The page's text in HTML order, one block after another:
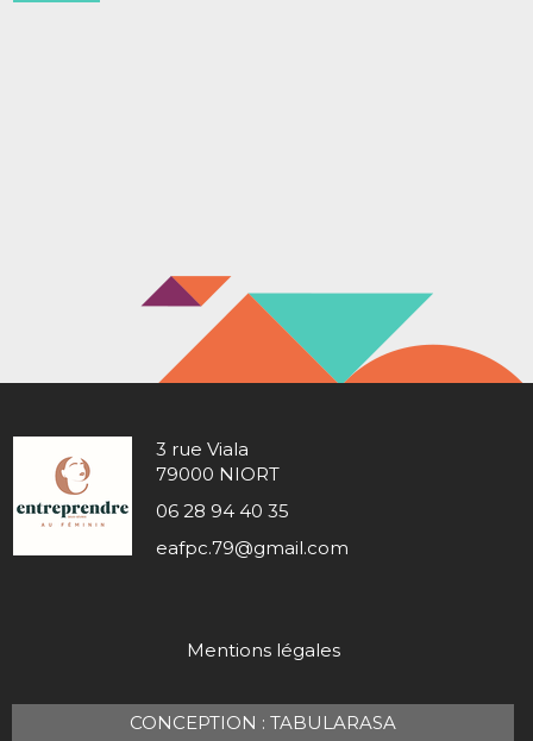
3 rue Viala
79000 NIORT
06 28 94 40 35
eafpc.79@gmail.com
Mentions légales
CONCEPTION : TABULARASA